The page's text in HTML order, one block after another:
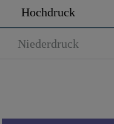
Hochdruck
Niederdruck